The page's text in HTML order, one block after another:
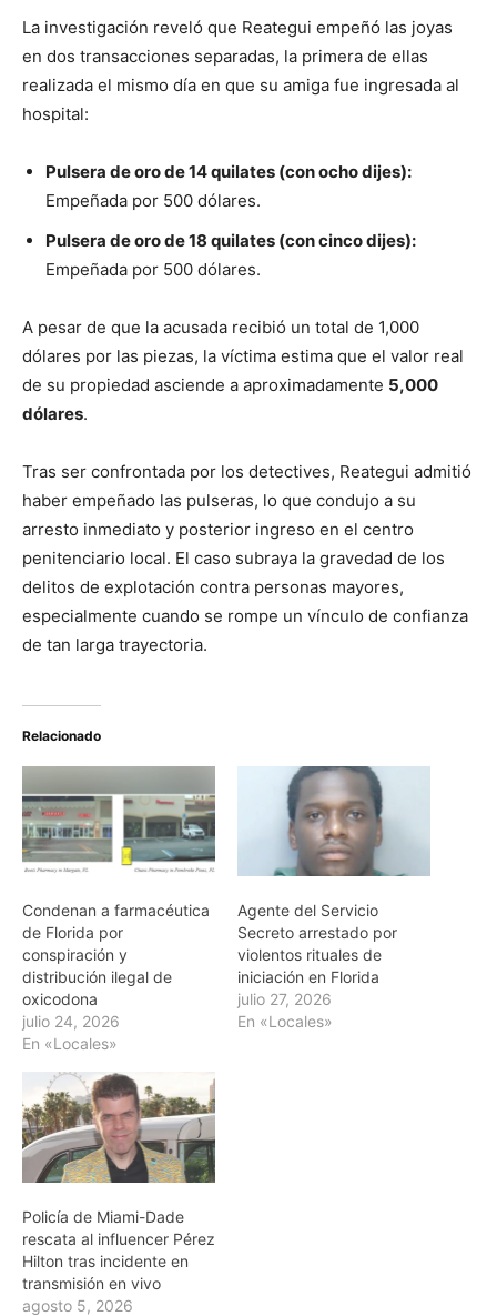
La investigación reveló que Reategui empeñó las joyas
en dos transacciones separadas, la primera de ellas
realizada el mismo día en que su amiga fue ingresada al
hospital:
Pulsera de oro de 14 quilates (con ocho dijes):
Empeñada por 500 dólares.
Pulsera de oro de 18 quilates (con cinco dijes):
Empeñada por 500 dólares.
A pesar de que la acusada recibió un total de 1,000
dólares por las piezas, la víctima estima que el valor real
de su propiedad asciende a aproximadamente 5,000
dólares.
Tras ser confrontada por los detectives, Reategui admitió
haber empeñado las pulseras, lo que condujo a su
arresto inmediato y posterior ingreso en el centro
penitenciario local. El caso subraya la gravedad de los
delitos de explotación contra personas mayores,
especialmente cuando se rompe un vínculo de confianza
de tan larga trayectoria.
Relacionado
Condenan a farmacéutica
de Florida por
conspiración y
distribución ilegal de
oxicodona
julio 24, 2026
En «Locales»
Agente del Servicio
Secreto arrestado por
violentos rituales de
iniciación en Florida
julio 27, 2026
En «Locales»
Policía de Miami-Dade
rescata al influencer Pérez
Hilton tras incidente en
transmisión en vivo
agosto 5, 2026